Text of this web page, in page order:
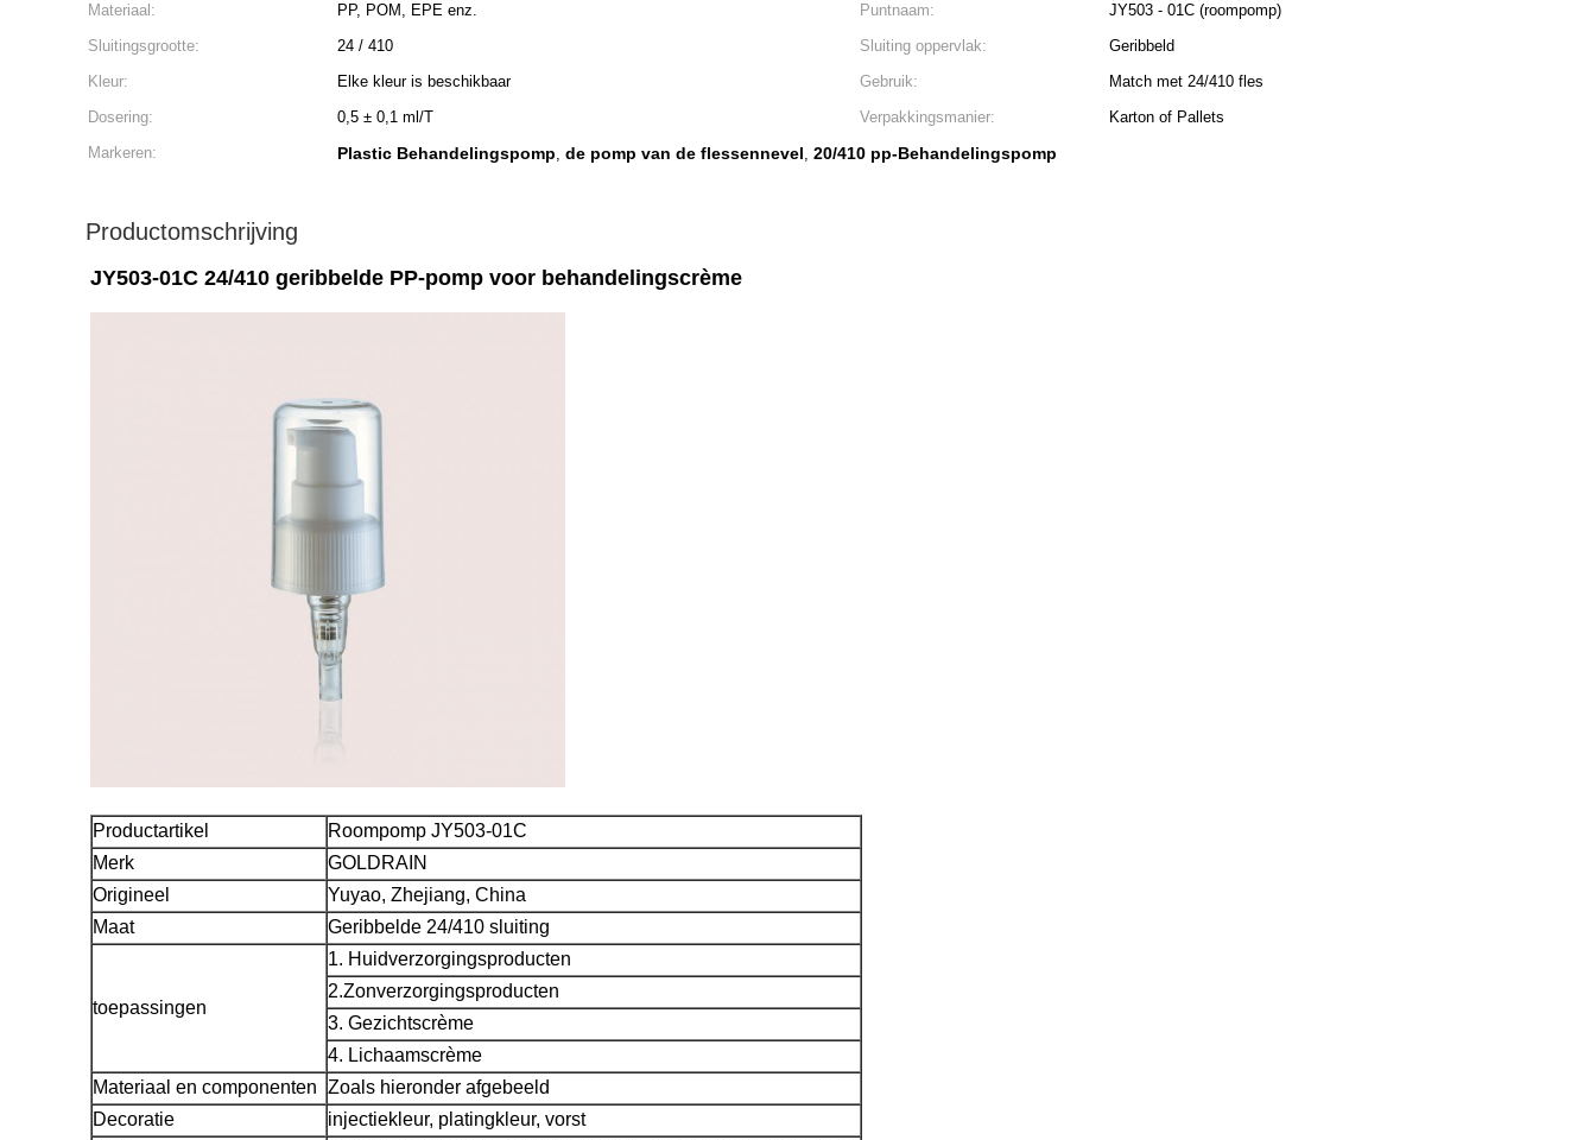
Materiaal: PP, POM, EPE enz. Puntnaam:
JY503 - 01C (roompomp)
Sluitingsgrootte:
24 / 410 Sluiting oppervlak:
Geribbeld
Kleur:
Elke kleur is beschikbaar Gebruik:
Match met 24/410 fles
Dosering:
0,5 ± 0,1 ml/T Verpakkingsmanier:
Karton of Pallets
Markeren:
Plastic Behandelingspomp, de pomp van de flessennevel, 20/410 pp-Behandelingspomp
Productomschrijving
JY503-01C 24/410 geribbelde PP-pomp voor behandelingscrème
Productartikel
Roompomp JY503-01C
Merk
GOLDRAIN
Origineel
Yuyao, Zhejiang, China
Maat
Geribbelde 24/410 sluiting
toepassingen
1. Huidverzorgingsproducten
2.Zonverzorgingsproducten
3. Gezichtscrème
4. Lichaamscrème
Materiaal en componenten Zoals hieronder afgebeeld
Decoratie
injectiekleur, platingkleur, vorst